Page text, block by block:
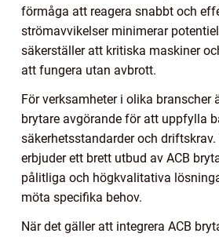
förmåga att reagera snabbt och
strömavvikelser minimerar
säkerställer att kritiska maskiner
att fungera utan avbrott.
För verksamheter i olika branscher
brytare avgörande för att uppfylla
säkerhetsstandarder och driftskrav.
erbjuder ett brett utbud av ACB
pålitliga och högkvalitativa
möta specifika behov.
När det gäller att integrera ACB